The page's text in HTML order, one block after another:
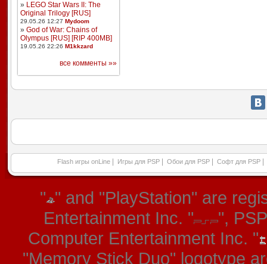
» LEGO Star Wars II: The
Original Trilogy [RUS]
29.05.26 12:27 Mydoom
» God of War: Chains of
Olympus [RUS] [RIP 400MB]
19.05.26 22:26 M1kkzard
все комменты »»
Flash игры onLine Игры для PSP Обои для PSP Софт для PSP
" " and "PlayStation" are
Entertainment Inc. "
",
Computer Entertainment Inc. "
"Memory Stick Duo" logotype